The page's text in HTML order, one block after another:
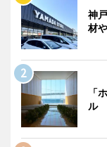
神
材
「
ル